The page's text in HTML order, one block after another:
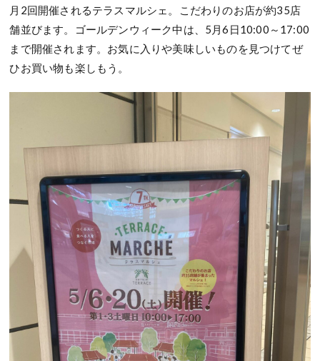
月2回開催されるテラスマルシェ。こだわりのお店が約35店
舗並びます。ゴールデンウィーク中は、5月6日10:00～17:00
まで開催されます。お気に入りや美味しいものを見つけてぜ
ひお買い物も楽しもう。